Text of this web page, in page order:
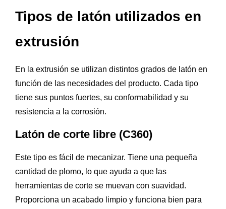
Tipos de latón utilizados en
extrusión
En la extrusión se utilizan distintos grados de latón en
función de las necesidades del producto. Cada tipo
tiene sus puntos fuertes, su conformabilidad y su
resistencia a la corrosión.
Latón de corte libre (C360)
Este tipo es fácil de mecanizar. Tiene una pequeña
cantidad de plomo, lo que ayuda a que las
herramientas de corte se muevan con suavidad.
Proporciona un acabado limpio y funciona bien para